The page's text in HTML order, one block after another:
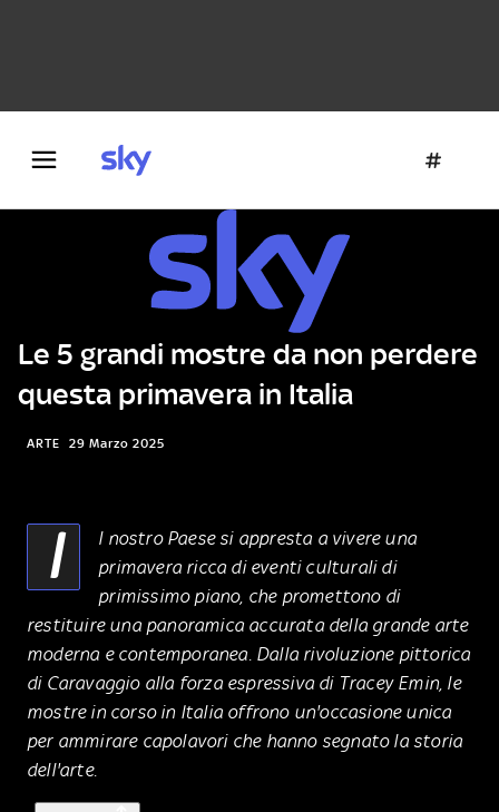
Le 5 grandi mostre da non perdere
questa primavera in Italia
ARTE 29 Marzo 2025
I
l nostro Paese si appresta a vivere una
primavera ricca di eventi culturali di
primissimo piano, che promettono di
restituire una panoramica accurata della grande arte
moderna e contemporanea. Dalla rivoluzione pittorica
di Caravaggio alla forza espressiva di Tracey Emin, le
mostre in corso in Italia offrono un'occasione unica
per ammirare capolavori che hanno segnato la storia
dell'arte.